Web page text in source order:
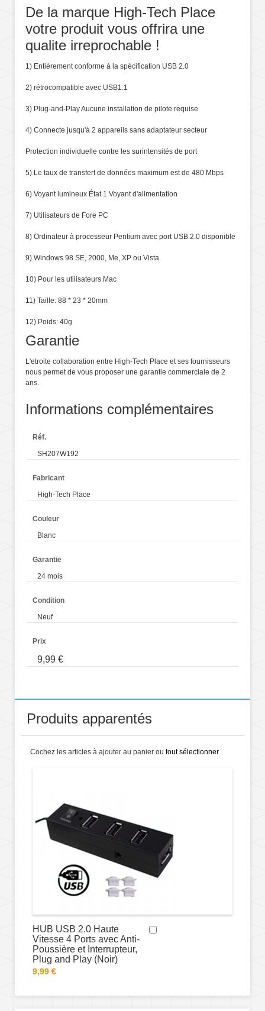
De la marque High-Tech Place
votre produit vous offrira une
qualite irreprochable !
1) Entièrement conforme à la spécification USB 2.0
2) rétrocompatible avec USB1.1
3) Plug-and-Play Aucune installation de pilote requise
4) Connecte jusqu'à 2 appareils sans adaptateur secteur
Protection individuelle contre les surintensités de port
5) Le taux de transfert de données maximum est de 480 Mbps
6) Voyant lumineux État 1 Voyant d'alimentation
7) Utilisateurs de Fore PC
8) Ordinateur à processeur Pentium avec port USB 2.0 disponible
9) Windows 98 SE, 2000, Me, XP ou Vista
10) Pour les utilisateurs Mac
11) Taille: 88 * 23 * 20mm
12) Poids: 40g
Garantie
L'etroite collaboration entre High-Tech Place et ses fournisseurs
nous permet de vous proposer une garantie commerciale de 2
ans.
Informations complémentaires
Réf.
SH207W192
Fabricant
High-Tech Place
Couleur
Blanc
Garantie
24 mois
Condition
Neuf
Prix
9,99 €
Produits apparentés
Cochez les articles à ajouter au panier ou tout sélectionner
HUB USB 2.0 Haute
Vitesse 4 Ports avec Anti-
Poussière et Interrupteur,
Plug and Play (Noir)
9,99 €